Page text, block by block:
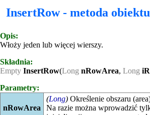
InsertRow - metoda obiektu
Opis:
Włoży jeden lub więcej wierszy.
Składnia:
Empty InsertRow(Long nRowArea, Long
Parametry:
nRowArea
(Long)Określenie obszaru (
Na razie można wprowadzić